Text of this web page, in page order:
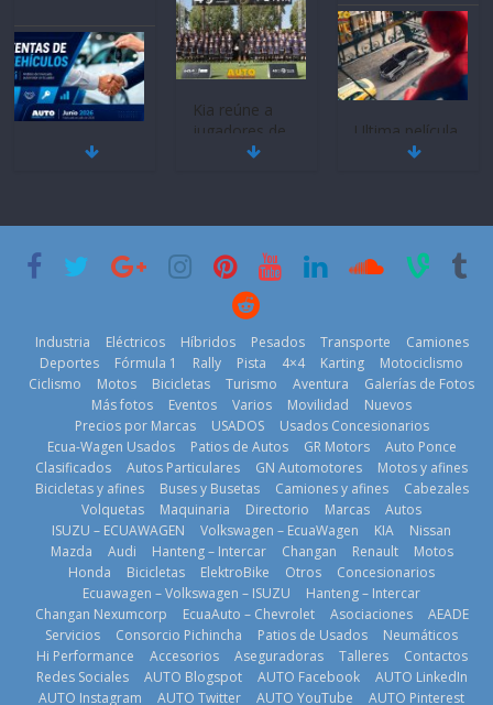
Mercado
historia
11 de julio de
BMW, Toyota,
Bosch y
prueban flota
que usa
gasolina 100%
renovable
25 de julio de
2026
Kia reúne a
jugadores de
fútbol de todo
2026
La Vuelta al
Ecuador 2026,
edición 47ª,
recorre 7
provincias en 8
días
1 de agosto de
2026
Ultima película
‘Spider‑Man:
29 de julio de
¿Qué puede
pasar con tu
vehículo si
permanece
varios días sin
usar?
3 de agosto de
2026
Industria Eléctricos Híbridos Pesados Transporte
Camiones
Deportes
Fórmula 1 Rally Pista 4×4 Karting
Motociclismo
Ciclismo
Motos Bicicletas Turismo Aventura
Galerías de Fotos
Más fotos
Eventos Varios Movilidad
Nuevos
Precios por Marcas
USADOS
Usados Concesionarios
Ecua-Wagen Usados
Patios de Autos GR Motors
Auto Ponce
Clasificados
Autos Particulares GN Automotores
Motos y afines
Bicicletas y afines
Buses y Busetas Camiones y afines
Cabezales
Volquetas
Maquinaria Directorio Marcas
Autos
ISUZU – ECUAWAGEN
Volkswagen – EcuaWagen KIA
Nissan
Mazda
Audi Hanteng – Intercar Changan Renault
Motos
Honda
Bicicletas ElektroBike Otros
Concesionarios
Ecuawagen – Volkswagen – ISUZU
Hanteng – Intercar
Changan Nexumcorp
EcuaAuto – Chevrolet Asociaciones
AEADE
Servicios
Consorcio Pichincha Patios de Usados
Neumáticos
Hi Performance
Accesorios Aseguradoras Talleres
Contactos
Redes Sociales
AUTO Blogspot AUTO Facebook
AUTO LinkedIn
AUTO Instagram
AUTO Twitter AUTO YouTube AUTO Pinterest